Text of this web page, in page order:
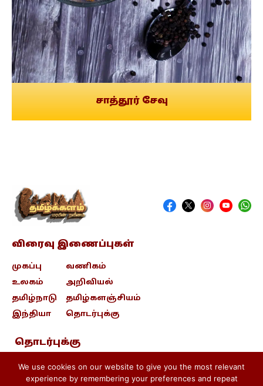
சாத்தூர் சேவு
விரைவு இணைப்புகள்
முகப்பு
உலகம்
தமிழ்நாடு
இந்தியா
வணிகம்
அறிவியல்
தமிழ்களஞ்சியம்
தொடர்புக்கு
தொடர்புக்கு
contact@tamizhkalam.com
We use cookies on our website to give you the most relevant
experience by remembering your preferences and repeat